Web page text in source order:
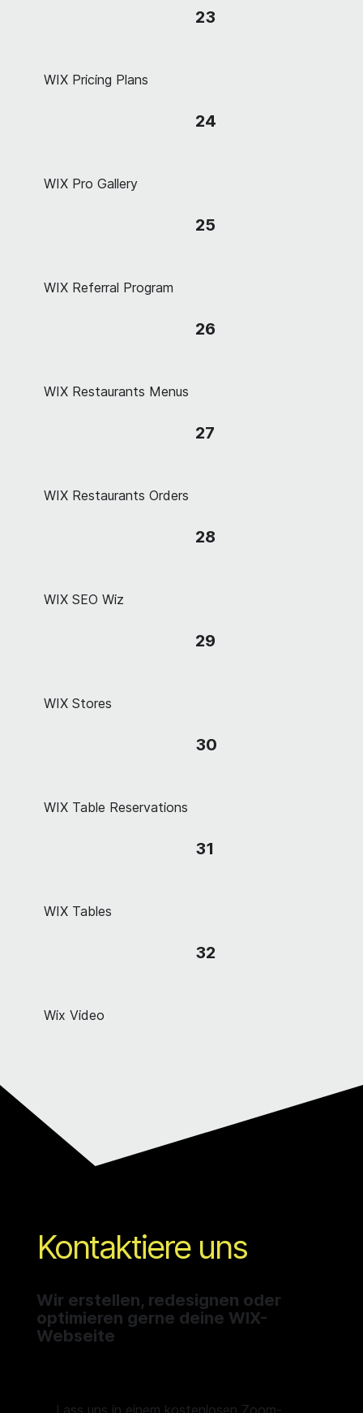
WIX Pricing Plans
23
WIX Pro Gallery
24
WIX Referral Program
25
WIX Restaurants Menus
26
WIX Restaurants Orders
27
WIX SEO Wiz
28
WIX Stores
29
WIX Table Reservations
30
WIX Tables
31
Wix Video
32
Kontaktiere uns
Wir erstellen, redesignen oder
optimieren gerne deine WIX-
Webseite